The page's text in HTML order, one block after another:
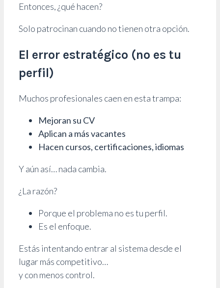
Entonces, ¿qué hacen?
Solo patrocinan cuando no tienen otra opción.
El error estratégico (no es tu
perfil)
Muchos profesionales caen en esta trampa:
Mejoran su CV
Aplican a más vacantes
Hacen cursos, certificaciones, idiomas
Y aún así… nada cambia.
¿La razón?
Porque el problema no es tu perfil.
Es el enfoque.
Estás intentando entrar al sistema desde el
lugar más competitivo…
y con menos control.